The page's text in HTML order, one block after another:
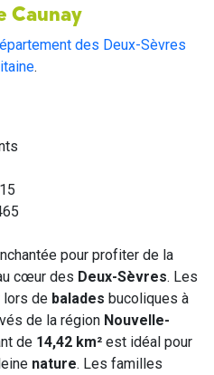
Caunay
des Deux-Sèvres
.
pour profiter de la
cœur des Deux-Sèvres. Les
lors de balades bucoliques à
de la région Nouvelle-
de 14,42 km² est idéal pour
nature. Les familles